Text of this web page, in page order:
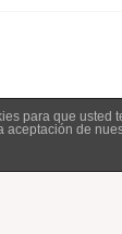
para que
aceptación de